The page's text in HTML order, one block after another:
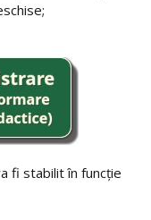
fi stabilit în funcţie